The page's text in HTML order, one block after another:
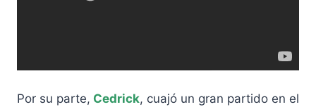
Por su parte, Cedrick, cuajó un gran partido en el